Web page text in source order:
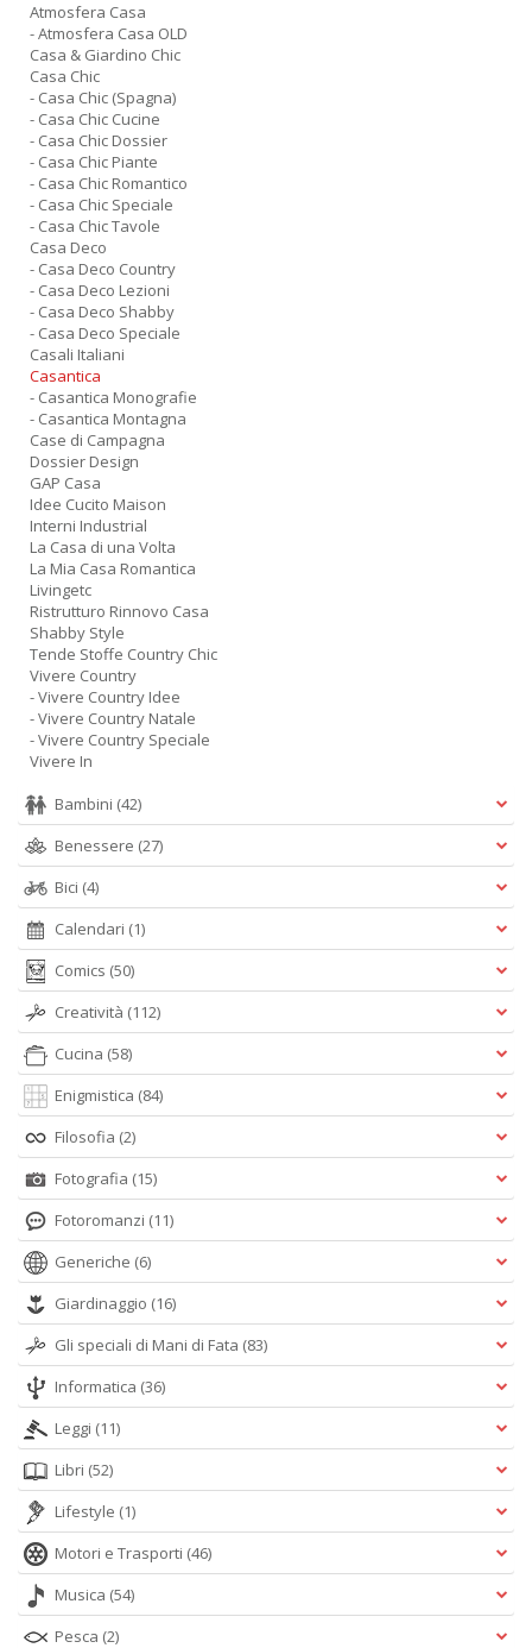
Atmosfera Casa
- Atmosfera Casa OLD
Casa & Giardino Chic
Casa Chic
- Casa Chic (Spagna)
- Casa Chic Cucine
- Casa Chic Dossier
- Casa Chic Piante
- Casa Chic Romantico
- Casa Chic Speciale
- Casa Chic Tavole
Casa Deco
- Casa Deco Country
- Casa Deco Lezioni
- Casa Deco Shabby
- Casa Deco Speciale
Casali Italiani
Casantica
- Casantica Monografie
- Casantica Montagna
Case di Campagna
Dossier Design
GAP Casa
Idee Cucito Maison
Interni Industrial
La Casa di una Volta
La Mia Casa Romantica
Livingetc
Ristrutturo Rinnovo Casa
Shabby Style
Tende Stoffe Country Chic
Vivere Country
- Vivere Country Idee
- Vivere Country Natale
- Vivere Country Speciale
Vivere In
Bambini (42)
Benessere (27)
Bici (4)
Calendari (1)
Comics (50)
Creatività (112)
Cucina (58)
Enigmistica (84)
Filosofia (2)
Fotografia (15)
Fotoromanzi (11)
Generiche (6)
Giardinaggio (16)
Gli speciali di Mani di Fata (83)
Informatica (36)
Leggi (11)
Libri (52)
Lifestyle (1)
Motori e Trasporti (46)
Musica (54)
Pesca (2)